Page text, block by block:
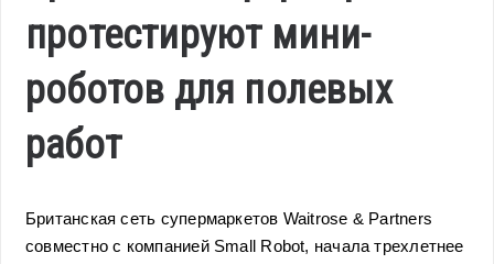
протестируют мини-
роботов для полевых
работ
Британская сеть супермаркетов Waitrose & Partners
совместно с компанией Small Robot, начала трехлетнее